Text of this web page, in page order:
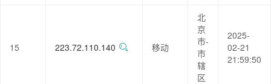
15 223.72.110.140 移动
北
京
市-
市
辖
区
2025-
02-21
21:59:50